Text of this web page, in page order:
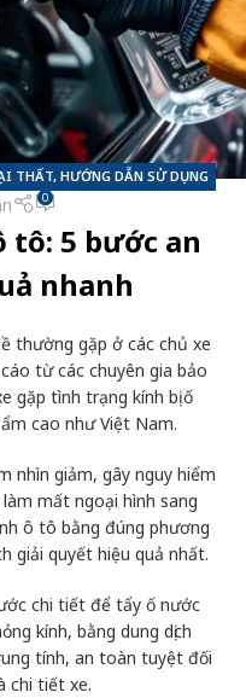
THẤT, HƯỚNG DẪN SỬ DỤNG
0
tô: 5 bước an
nhanh
thường gặp ở các chủ xe
từ các chuyên gia bảo
gặp tình trạng kính bị ố
cao như Việt Nam.
nhìn giảm, gây nguy hiểm
mất ngoại hình sang
ô tô bằng đúng phương
giải quyết hiệu quả nhất.
chi tiết để tẩy ố nước
kính, bằng dung dịch
tính, an toàn tuyệt đối
chi tiết xe.